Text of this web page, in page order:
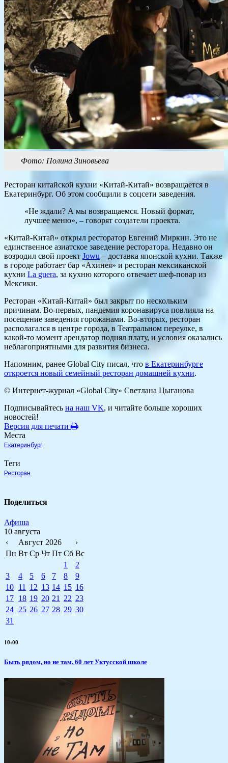
Фото: Полина Зиновьева
Ресторан китайской кухни «Китай-Китай» возвращается в
Екатеринбург. Об этом сообщили в соцсети заведения.
«Не ждали? А мы возвращаемся. Новый формат,
лучшее меню», – говорят создатели проекта.
«Китай-Китай» открыл ресторатор Евгений Миркин. Это не
единственное азиатское заведение ресторатора. Недавно он
возродил свой проект Jowu – доставка японской кухни. Также
в городе работает бар «Ахинея» и ресторан мексиканской
кухни La guera, за кухню которого отвечает шеф-повар из
Мексики.
Ресторан «Китай-Китай» был закрыт по нескольким
причинам. Во-первых, пандемия коронавируса повлияла на
посещение заведения горожанами. Во-вторых, ресторан
располагался в центре города, в Театральном переулке, в
какой-то момент арендатор поднял плату, и условия оказались
неблагоприятными для развития бизнеса.
Напомним, ранее Global City писал, что в Екатеринбурге
откроется новый семейный ресторан домашней кухни.
© Интернет-журнал «Global City» Светлана Цыганова
Подписывайтесь на наш VK, и читайте больше хороших
новостей!
Версия для печати
Места
Екатеринбург
Теги
Ресторан
Поделиться
Афиша
10 августа
‹
Август 2026
›
Пн Вт Ср Чт Пт Сб Вс
1
2
3
4 5 6 7 8
9
10 11 12 13 14 15 16
17 18 19 20 21 22 23
24 25 26 27 28 29 30
31
10:00
Быть рядом, но не там. 60 лет Уктусской школе